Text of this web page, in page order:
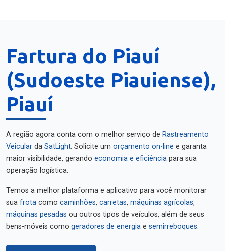
Fartura do Piauí
(Sudoeste Piauiense),
Piauí
A região agora conta com o melhor serviço de Rastreamento
Veicular da SatLight. Solicite um orçamento on-line e garanta
maior visibilidade, gerando economia e eficiência para sua
operação logística.
Temos a melhor plataforma e aplicativo para você monitorar
sua frota como caminhões, carretas, máquinas agrícolas,
máquinas pesadas ou outros tipos de veículos, além de seus
bens-móveis como geradores de energia e semirreboques.